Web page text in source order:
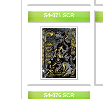
S4-071 SCR
S4-076 SCR